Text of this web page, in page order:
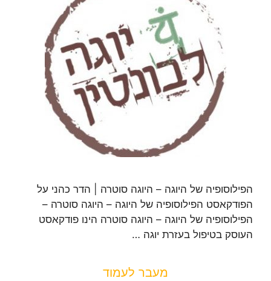
הפילוסופיה של היוגה – היוגה סוטרה | הדר כהני על
הפודקאסט הפילוסופיה של היוגה – היוגה סוטרה –
הפילוסופיה של היוגה – היוגה סוטרה הינו פודקאסט
העוסק בטיפול בעזרת יוגה …
מעבר לעמוד